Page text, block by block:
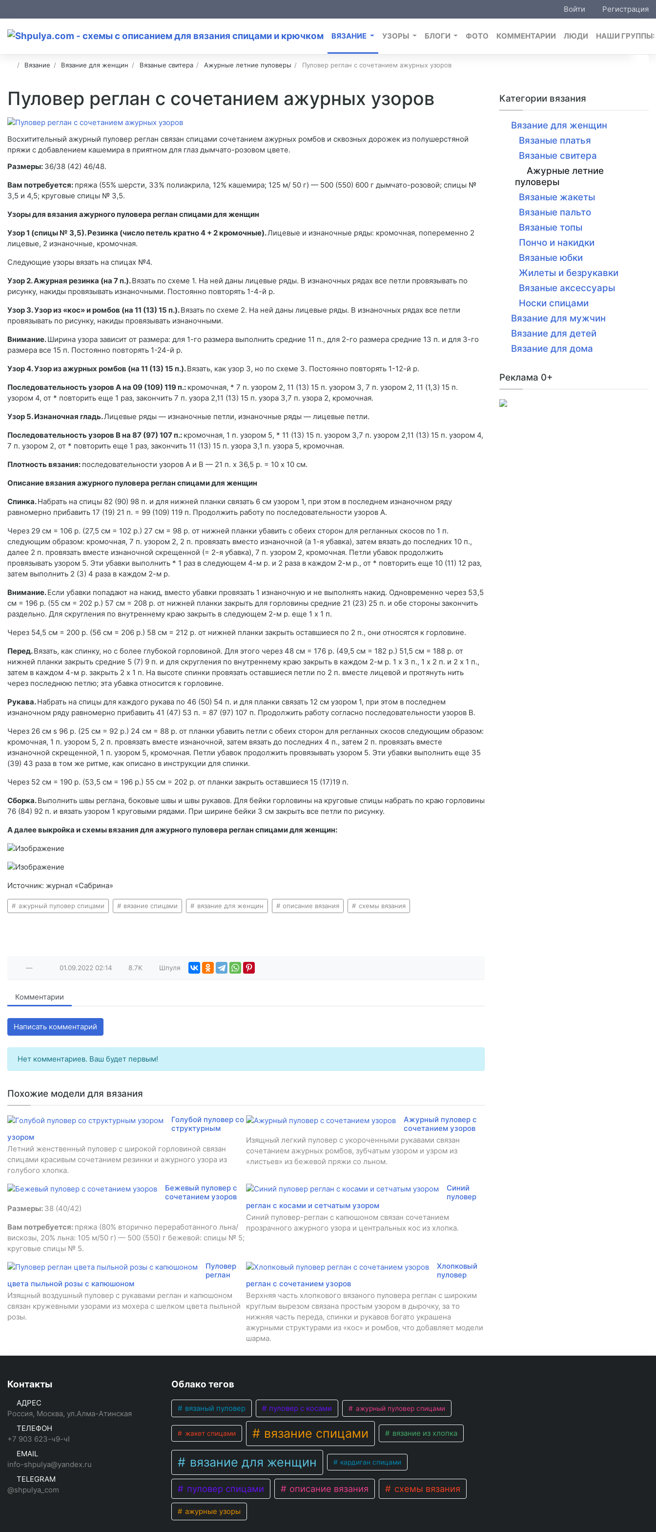
Войти Регистрация
ВЯЗАНИЕ УЗОРЫ БЛОГИ ФОТО КОММЕНТАРИИ ЛЮДИ НАШИ ГРУППЫ:
Вязание Вязание для женщин Вязаные свитера Ажурные летние пуловеры Пуловер реглан с сочетанием ажурных узоров
Пуловер реглан с сочетанием ажурных узоров
Восхитительный ажурный пуловер реглан связан спицами сочетанием ажурных ромбов и сквозных дорожек из полушерстяной
пряжи с добавлением кашемира в приятном для глаз дымчато-розовом цвете.
Размеры: 36/38 (42) 46/48.
Вам потребуется: пряжа (55% шерсти, 33% полиакрила, 12% кашемира; 125 м/ 50 г) — 500 (550) 600 г дымчато-розовой; спицы №
3,5 и 4,5; круговые спицы № 3,5.
Узоры для вязания ажурного пуловера реглан спицами для женщин
Узор 1 (спицы № 3,5). Резинка (число петель кратно 4 + 2 кромочные).Лицевые и изнаночные ряды: кромочная, попеременно 2
лицевые, 2 изнаночные, кромочная.
Следующие узоры вязать на спицах №4.
Узор 2. Ажурная резинка (на 7 п.).Вязать по схеме 1. На ней даны лицевые ряды. В изнаночных рядах все петли провязывать по
рисунку, накиды провязывать изнаночными. Постоянно повторять 1-4-й р.
Узор 3. Узор из «кос» и ромбов (на 11 (13) 15 п.).Вязать по схеме 2. На ней даны лицевые ряды. В изнаночных рядах все петли
провязывать по рисунку, накиды провязывать изнаночными.
Внимание.Ширина узора зависит от размера: для 1-го размера выполнить средние 11 п., для 2-го размера средние 13 п. и для 3-го
размера все 15 п. Постоянно повторять 1-24-й р.
Узор 4. Узор из ажурных ромбов (на 11 (13) 15 п.).Вязать, как узор 3, но по схеме 3. Постоянно повторять 1-12-й р.
Последовательность узоров А на 09 (109) 119 п.: кромочная, * 7 п. узором 2, 11 (13) 15 п. узором 3, 7 п. узором 2, 11 (1,3) 15 п.
узором 4, от * повторить еще 1 раз, закончить 7 п. узора 2,11 (13) 15 п. узора 3,7 п. узора 2, кромочная.
Узор 5. Изнаночная гладь.Лицевые ряды — изнаночные петли, изнаночные ряды — лицевые петли.
Последовательность узоров В на 87 (97) 107 п.: кромочная, 1 п. узором 5, * 11 (13) 15 п. узором 3,7 п. узором 2,11 (13) 15 п. узором 4,
7 п. узором 2, от * повторить еще 1 раз, закончить 11 (13) 15 п. узора 3,1 п. узора 5, кромочная.
Плотность вязания: последовательности узоров А и В — 21 п. х 36,5 р. = 10 х 10 см.
Описание вязания ажурного пуловера реглан спицами для женщин
Спинка.Набрать на спицы 82 (90) 98 п. и для нижней планки связать 6 см узором 1, при этом в последнем изнаночном ряду
равномерно прибавить 17 (19) 21 п. = 99 (109) 119 п. Продолжить работу по последовательности узоров А.
Через 29 см = 106 р. (27,5 см = 102 р.) 27 см = 98 р. от нижней планки убавить с обеих сторон для регланных скосов по 1 п.
следующим образом: кромочная, 7 п. узором 2, 2 п. провязать вместо изнаночной (а 1-я убавка), затем вязать до последних 10 п.,
далее 2 п. провязать вместе изнаночной скрещенной (= 2-я убавка), 7 п. узором 2, кромочная. Петли убавок продолжить
провязывать узором 5. Эти убавки выполнить * 1 раз в следующем 4-м р. и 2 раза в каждом 2-м р., от * повторить еще 10 (11) 12 раз,
затем выполнить 2 (3) 4 раза в каждом 2-м р.
Внимание.Если убавки попадают на накид, вместо убавки провязать 1 изнаночную и не выполнять накид. Одновременно через 53,5
см = 196 р. (55 см = 202 р.) 57 см = 208 р. от нижней планки закрыть для горловины средние 21 (23) 25 п. и обе стороны закончить
раздельно. Для скругления по внутреннему краю закрыть в следующем 2-м р. еще 1 х 1 п.
Через 54,5 см = 200 р. (56 см = 206 р.) 58 см = 212 р. от нижней планки закрыть оставшиеся по 2 п., они относятся к горловине.
Перед.Вязать, как спинку, но с более глубокой горловиной. Для этого через 48 см = 176 р. (49,5 см = 182 р.) 51,5 см = 188 р. от
нижней планки закрыть средние 5 (7) 9 п. и для скругления по внутреннему краю закрыть в каждом 2-м р. 1 х 3 п., 1 х 2 п. и 2 х 1 п.,
затем в каждом 4-м р. закрыть 2 х 1 п. На высоте спинки провязать оставшиеся петли по 2 п. вместе лицевой и протянуть нить
через последнюю петлю; эта убавка относится к горловине.
Рукава.Набрать на спицы для каждого рукава по 46 (50) 54 п. и для планки связать 12 см узором 1, при этом в последнем
изнаночном ряду равномерно прибавить 41 (47) 53 п. = 87 (97) 107 п. Продолжить работу согласно последовательности узоров В.
Через 26 см s 96 р. (25 см = 92 р.) 24 см = 88 р. от планки убавить петли с обеих сторон для регланных скосов следующим образом:
кромочная, 1 п. узором 5, 2 п. провязать вместе изнаночной, затем вязать до последних 4 п., затем 2 п. провязать вместе
изнаночной скрещенной, 1 п. узором 5, кромочная. Петли убавок продолжить провязывать узором 5. Эти убавки выполнить еще 35
(39) 43 раза в том же ритме, как описано в инструкции для спинки.
Через 52 см = 190 р. (53,5 см = 196 р.) 55 см = 202 р. от планки закрыть оставшиеся 15 (17)19 п.
Сборка.Выполнить швы реглана, боковые швы и швы рукавов. Для бейки горловины на круговые спицы набрать по краю горловины
76 (84) 92 п. и вязать узором 1 круговыми рядами. При ширине бейки 3 см закрыть все петли по рисунку.
А далее выкройка и схемы вязания для ажурного пуловера реглан спицами для женщин:
Источник: журнал «Сабрина»
ажурный пуловер спицами вязание спицами вязание для женщин описание вязания схемы вязания
— 01.09.2022 02:14 8.7K Шпуля
Комментарии
Написать комментарий
Нет комментариев. Ваш будет первым!
Похожие модели для вязания
Голубой пуловер со
структурным
узором
Летний женственный пуловер с широкой горловиной связан
спицами красивым сочетанием резинки и ажурного узора из
голубого хлопка.
Ажурный пуловер с
сочетанием узоров
Изящный легкий пуловер с укороченными рукавами связан
сочетанием ажурных ромбов, зубчатым узором и узром из
«листьев» из бежевой пряжи со льном.
Бежевый пуловер с
сочетанием узоров
Размеры: 38 (40/42)
Вам потребуется: пряжа (80% вторично переработанного льна/
вискозы, 20% льна: 105 м/50 г) — 500 (550) г бежевой: спицы № 5;
круговые спицы № 5.
Синий
пуловер
реглан с косами и сетчатым узором
Синий пуловер-реглан с капюшоном связан сочетанием
прозрачного ажурного узора и центральных кос из хлопка.
Пуловер
реглан
цвета пыльной розы с капюшоном
Изящный воздушный пуловер с рукавами реглан и капюшоном
связан кружевными узорами из мохера с шелком цвета пыльной
розы.
Хлопковый
пуловер
реглан с сочетанием узоров
Верхняя часть хлопкового вязаного пуловера реглан с широким
круглым вырезом связана простым узором в дырочку, за то
нижняя часть переда, спинки и рукавов богато украшена
ажурными структурами из «кос» и ромбов, что добавляет модели
шарма.
Категории вязания
Вязание для женщин
Вязаные платья
Вязаные свитера
Ажурные летние
пуловеры
Вязаные жакеты
Вязаные пальто
Вязаные топы
Пончо и накидки
Вязаные юбки
Жилеты и безрукавки
Вязаные аксессуары
Носки спицами
Вязание для мужчин
Вязание для детей
Вязание для дома
Реклама 0+
Контакты
АДРЕС
Россия, Москва, ул.Алма-Атинская
ТЕЛЕФОН
+7 903 623-ч9-чI
EMAIL
info-shpulya@yandex.ru
TELEGRAM
@shpulya_com
Облако тегов
вязаный пуловер пуловер с косами ажурный пуловер спицами
жакет спицами вязание спицами вязание из хлопка
вязание для женщин кардиган спицами
пуловер спицами описание вязания схемы вязания
ажурные узоры